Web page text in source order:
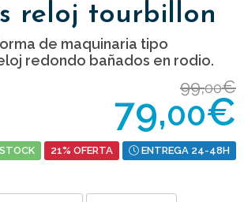
reloj tourbillon
de maquinaria tipo
redondo bañados en rodio.
99,00€
79,00€
21% OFERTA ENTREGA 24-48H